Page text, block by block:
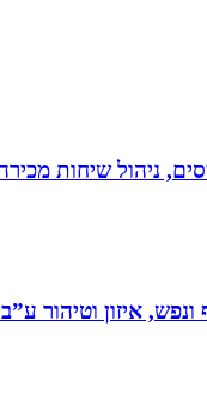
ניהול שיחות מכירה,
ונפש, איזון וטיהור